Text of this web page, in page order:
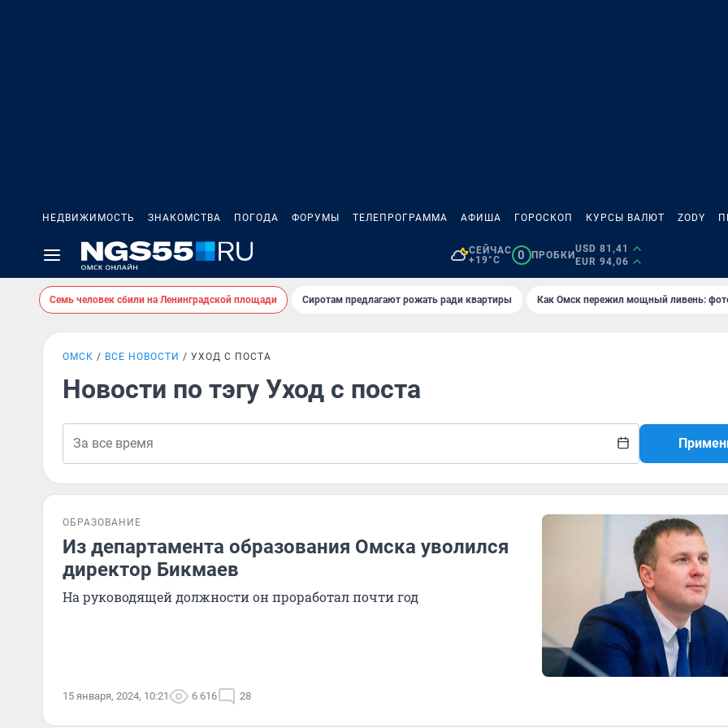
НЕДВИЖИМОСТЬ ЗНАКОМСТВА ПОГОДА ФОРУМЫ ТЕЛЕПРОГРАММА АФИША ГОРОСКОП КУРСЫ ВАЛЮТ ZODY
СЕЙЧАС
+19°C
0 ПРОБКИ
USD 81,41
EUR 94,06
Семь человек сбили на Ленинградской площади Сиротам предлагают рожать ради квартиры Как Омск пережил мощный ливень:
ОМСК ВСЕ НОВОСТИ УХОД С ПОСТА
Новости по тэгу Уход с поста
ОБРАЗОВАНИЕ
Из департамента образования Омска уволился
директор Бикмаев
На руководящей должности он проработал почти год
15 января, 2024, 10:21 6 616 28